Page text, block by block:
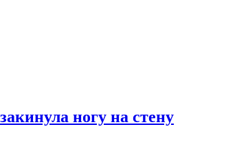
ногу на стену